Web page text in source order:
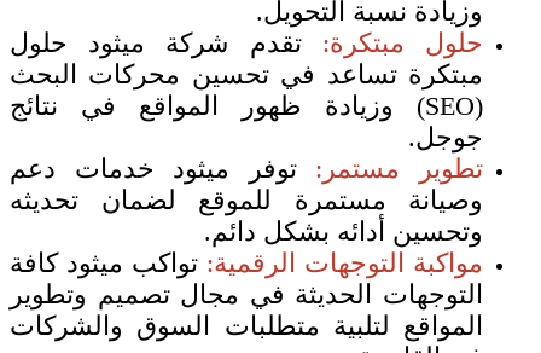
وزيادة نسبة التحويل.
حلول مبتكرة:تقدم شركة ميثود حلول
مبتكرة تساعد في تحسين محركات البحث
(SEO) وزيادة ظهور المواقع في نتائج
جوجل.
تطوير مستمر:توفر ميثود خدمات دعم
وصيانة مستمرة للموقع لضمان تحديثه
وتحسين أدائه بشكل دائم.
مواكبة التوجهات الرقمية: تواكب ميثود كافة
التوجهات الحديثة في مجال تصميم وتطوير
المواقع لتلبية متطلبات السوق والشركات